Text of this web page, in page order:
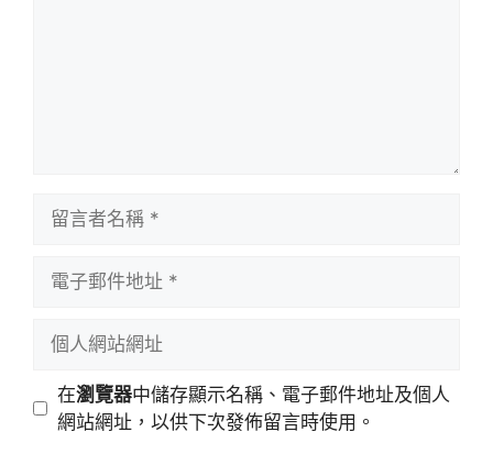
址
站
在瀏覽器中儲存顯示名稱、電子郵件地址及個人
網站網址，以供下次發佈留言時使用。